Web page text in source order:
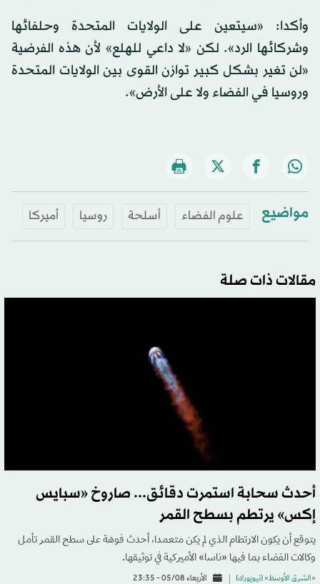
وأكدا: «سيتعين على الولايات المتحدة وحلفائها
وشركائها الرد». لكن «لا داعي للهلع» لأن هذه الفرضية
«لن تغير بشكل كبير توازن القوى بين الولايات المتحدة
وروسيا في الفضاء ولا على الأرض».
مواضيع علوم الفضاء أسلحة روسيا أميركا
مقالات ذات صلة
أحدث سحابة استمرت دقائق... صاروخ «سبايس
إكس» يرتطم بسطح القمر
يتوقع أن يكون الارتطام الذي لم يكن متعمدا، أحدث فوهة على سطح القمر تأمل
وكالات الفضاء بما فيها «ناسا» الأميركية في توثيقها.
«الشرق الأوسط» (نيويورك) الأربعاء 05/08 - 23:35